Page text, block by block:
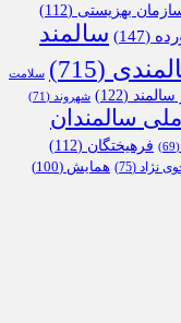
بهزیستی (112)
(147)
سالمند
(715)
سلامت
(122) شهروند (71)
سالمندان
(69) فرهیختگان (112)
نژاد (75) همایش (100)